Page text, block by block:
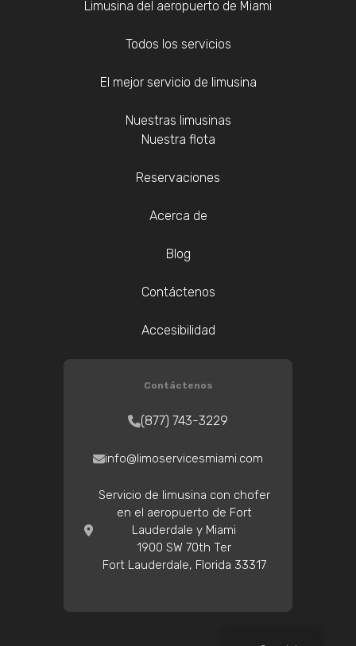
Limusina del aeropuerto de Miami
Todos los servicios
El mejor servicio de limusina
Nuestras limusinas
Nuestra flota
Reservaciones
Acerca de
Blog
Contáctenos
Accesibilidad
Contáctenos
(877) 743-3229
info@limoservicesmiami.com
Servicio de limusina con chofer
en el aeropuerto de Fort
Lauderdale y Miami
1900 SW 70th Ter
Fort Lauderdale, Florida 33317